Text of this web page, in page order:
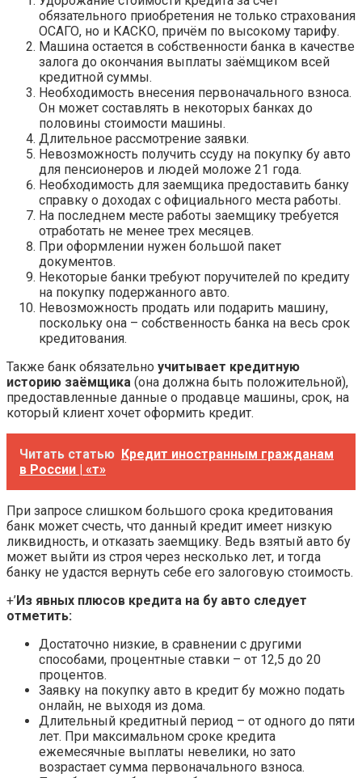
обязательного приобретения не только страхования
ОСАГО, но и КАСКО, причём по высокому тарифу.
Машина остается в собственности банка в качестве
залога до окончания выплаты заёмщиком всей
кредитной суммы.
Необходимость внесения первоначального взноса.
Он может составлять в некоторых банках до
половины стоимости машины.
Длительное рассмотрение заявки.
Невозможность получить ссуду на покупку бу авто
для пенсионеров и людей моложе 21 года.
Необходимость для заемщика предоставить банку
справку о доходах с официального места работы.
На последнем месте работы заемщику требуется
отработать не менее трех месяцев.
При оформлении нужен большой пакет
документов.
Некоторые банки требуют поручителей по кредиту
на покупку подержанного авто.
Невозможность продать или подарить машину,
поскольку она – собственность банка на весь срок
кредитования.
Также банк обязательно учитывает кредитную
историю заёмщика (она должна быть положительной),
предоставленные данные о продавце машины, срок, на
который клиент хочет оформить кредит.
Читать статью Кредит иностранным гражданам
в России | «т»
При запросе слишком большого срока кредитования
банк может счесть, что данный кредит имеет низкую
ликвидность, и отказать заемщику. Ведь взятый авто бу
может выйти из строя через несколько лет, и тогда
банку не удастся вернуть себе его залоговую стоимость.
+’Из явных плюсов кредита на бу авто следует
отметить:
Достаточно низкие, в сравнении с другими
способами, процентные ставки – от 12,5 до 20
процентов.
Заявку на покупку авто в кредит бу можно подать
онлайн, не выходя из дома.
Длительный кредитный период – от одного до пяти
лет. При максимальном сроке кредита
ежемесячные выплаты невелики, но зато
возрастает сумма первоначального взноса.